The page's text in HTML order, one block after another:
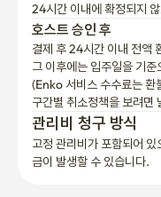
24시간 이내에 확정되지
호스트 승인 후
결제 후 24시간 이내 전액
그 이후에는 입주일을 기
(Enko 서비스 수수료는 환
구간별 취소정책을 보려면
관리비 청구 방식
고정 관리비가 포함되어
금이 발생할 수 있습니다.